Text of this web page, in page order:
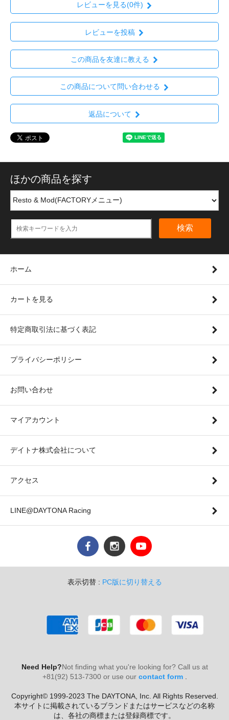
レビューを見る(0件)
レビューを投稿
この商品を友達に教える
この商品について問い合わせる
返品について
ほかの商品を探す
検索
ホーム
カートを見る
特定商取引法に基づく表記
プライバシーポリシー
お問い合わせ
マイアカウント
デイトナ株式会社について
アクセス
LINE@DAYTONA Racing
表示切替 : PC版に切り替える
Need Help?Not finding what you're looking for? Call us at
+81(92) 513-7300 or use our contact form.
Copyright© 1999-2023 The DAYTONA, Inc. All Rights Reserved.
本サイトに掲載されているブランドまたはサービスなどの名称
は、各社の商標または登録商標です。